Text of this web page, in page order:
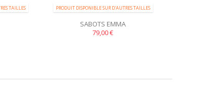
TAILLES PRODUIT DISPONIBLE SUR D'AUTRES TAILLES
SABOTS EMMA
79,00 €